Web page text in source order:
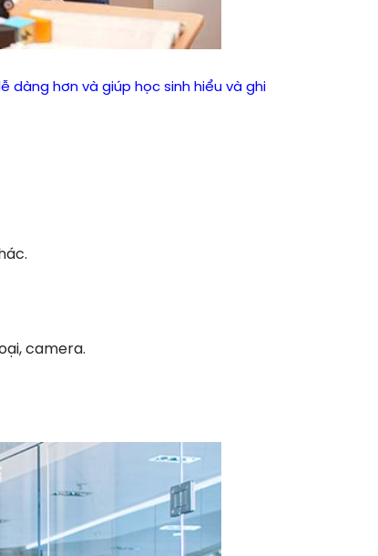
dàng hơn và giúp học sinh hiểu và ghi
camera.